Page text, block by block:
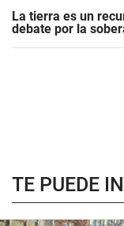
La tierra es un
debate por la
TE PUEDE